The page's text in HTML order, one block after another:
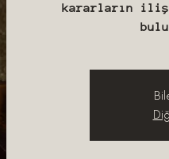
kararların